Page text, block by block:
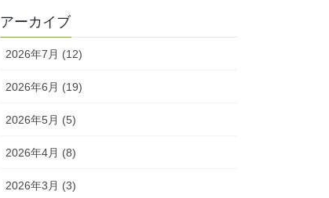
アーカイブ
2026年7月 (12)
2026年6月 (19)
2026年5月 (5)
2026年4月 (8)
2026年3月 (3)